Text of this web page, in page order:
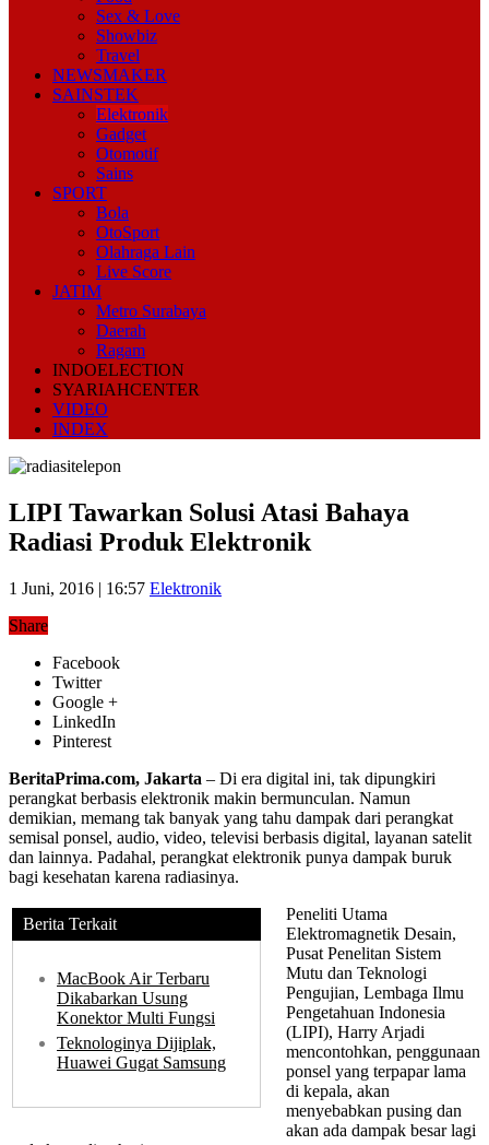
Sex & Love
Showbiz
Travel
NEWSMAKER
SAINSTEK
Elektronik
Gadget
Otomotif
Sains
SPORT
Bola
OtoSport
Olahraga Lain
Live Score
JATIM
Metro Surabaya
Daerah
Ragam
INDOELECTION
SYARIAHCENTER
VIDEO
INDEX
LIPI Tawarkan Solusi Atasi Bahaya
Radiasi Produk Elektronik
1 Juni, 2016 | 16:57 Elektronik
Share
Facebook
Twitter
Google +
LinkedIn
Pinterest
BeritaPrima.com, Jakarta – Di era digital ini, tak dipungkiri
perangkat berbasis elektronik makin bermunculan. Namun
demikian, memang tak banyak yang tahu dampak dari perangkat
semisal ponsel, audio, video, televisi berbasis digital, layanan satelit
dan lainnya. Padahal, perangkat elektronik punya dampak buruk
bagi kesehatan karena radiasinya.
Berita Terkait
MacBook Air Terbaru
Dikabarkan Usung
Konektor Multi Fungsi
Teknologinya Dijiplak,
Huawei Gugat Samsung
Peneliti Utama
Elektromagnetik Desain,
Pusat Penelitan Sistem
Mutu dan Teknologi
Pengujian, Lembaga Ilmu
Pengetahuan Indonesia
(LIPI), Harry Arjadi
mencontohkan, penggunaan
ponsel yang terpapar lama
di kepala, akan
menyebabkan pusing dan
akan ada dampak besar lagi